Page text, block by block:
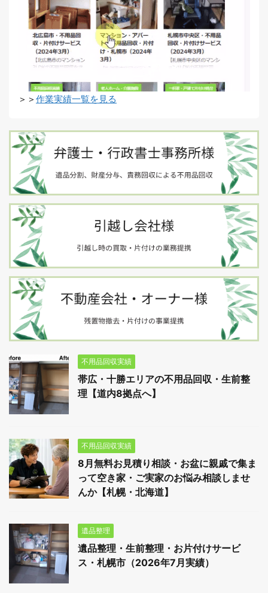
＞＞ 作業実績一覧を見る
不用品回収実績
帯広・十勝エリアの不用品回収・生前整
理【道内8拠点へ】
不用品回収実績
8月無料お見積り相談・お盆に親戚で集ま
って空き家・ご実家のお悩み相談しませ
んか【札幌・北海道】
遺品整理
遺品整理・生前整理・お片付けサービ
ス・札幌市（2026年7月実績）